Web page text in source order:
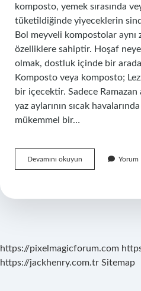
komposto, yemek sırasında
tüketildiğinde yiyeceklerin
Bol meyveli kompostolar aynı
özelliklere sahiptir. Hoşaf
olmak, dostluk içinde bir arada
Komposto veya komposto;
bir içecektir. Sadece
yaz aylarının sıcak
mükemmel bir…
Devamını okuyun
Komposto
Mi
Yorum
https://pixelmagicforum.com
https://jackhenry.com.tr Sitemap